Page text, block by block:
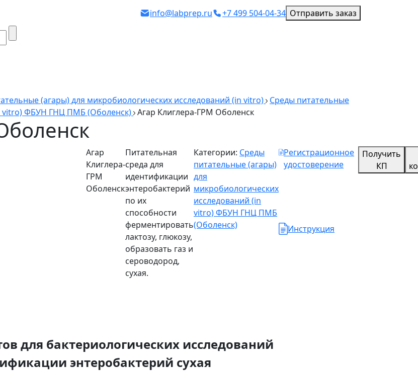
info@labprep.ru +7 499 504-04-34 Отправить заказ
(агары) для микробиологических исследований (in vitro) Среды питательные
vitro) ФБУН ГНЦ ПМБ (Оболенск) Агар Клиглера-ГРМ Оболенск
Агар
Клиглера-
ГРМ
Оболенск
Питательная
среда для
идентификации
энтеробактерий
по их
способности
ферментировать
лактозу, глюкозу,
образовать газ и
сероводород,
сухая.
Категории: Среды
питательные (агары)
для
микробиологических
исследований (in
vitro) ФБУН ГНЦ ПМБ
(Оболенск)
Регистрационное
удостоверение
Инструкция
Получить
КП
для бактериологических исследований
энтеробактерий сухая